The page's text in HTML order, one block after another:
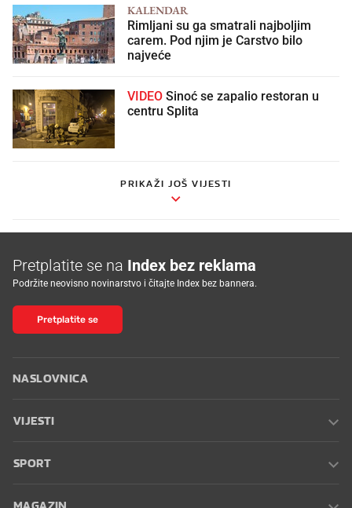
KALENDAR
Rimljani su ga smatrali najboljim
carem. Pod njim je Carstvo bilo
najveće
VIDEO
centru Splita
PRIKAŽI JOŠ VIJESTI
Pretplatite se na Index bez reklama
Podržite neovisno novinarstvo i čitajte Index bez bannera.
Pretplatite se
NASLOVNICA
VIJESTI
SPORT
MAGAZIN